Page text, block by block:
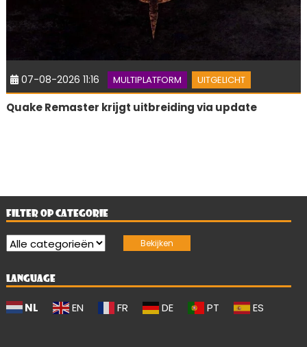
07-08-2026 11:16 MULTIPLATFORM UITGELICHT
Quake Remaster krijgt uitbreiding via update
FILTER OP CATEGORIE
LANGUAGE
NL EN FR DE PT ES